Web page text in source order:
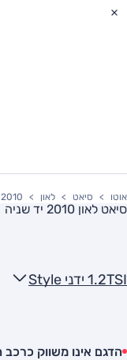
אוטו סיאט לאון 2010
סיאט לאון 2010 יד שניה
1.2TSI ידני Style
הדגם אינו משווק